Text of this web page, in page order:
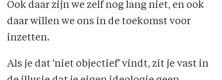
Ook daar zijn we zelf nog lang niet, en ook
daar willen we ons in de toekomst voor
inzetten.
Als je dat 'niet objectief' vindt, zit je vast in